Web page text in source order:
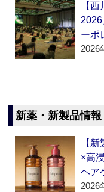
【
2026
ーポ
2026
新薬・新製品情報
【
×高
ヘア
2026